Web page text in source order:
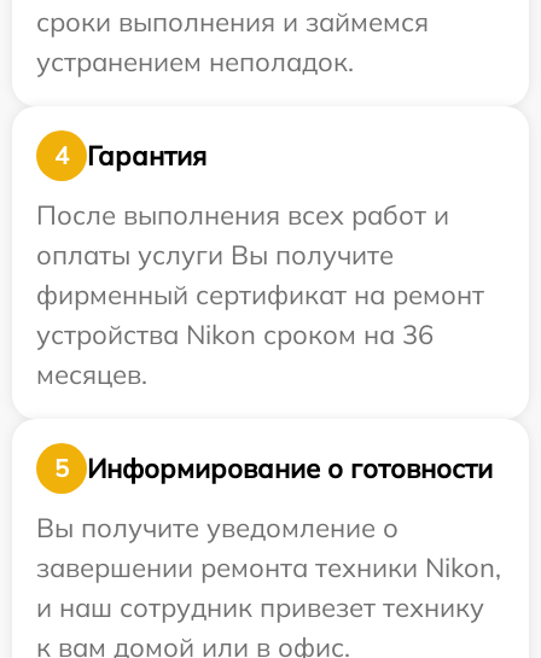
сроки выполнения и займемся
устранением неполадок.
4
Гарантия
После выполнения всех работ и
оплаты услуги Вы получите
фирменный сертификат на ремонт
устройства Nikon сроком на 36
месяцев.
5
Информирование о готовности
Вы получите уведомление о
завершении ремонта техники Nikon,
и наш сотрудник привезет технику
к вам домой или в офис.